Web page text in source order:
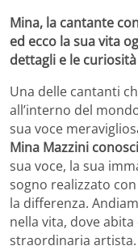
Mina, la cantante
ed ecco la sua vita
dettagli e le curiosità
Una delle cantanti
all’interno del
sua voce
Mina Mazzini
sua voce, la sua
sogno realizzato
la differenza.
nella vita, dove
straordinaria artista.